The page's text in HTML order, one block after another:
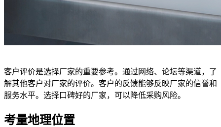
客户评价是选择厂家的重要参考。通过网络、论坛等渠道，了
解其他客户对厂家的评价。客户的反馈能够反映厂家的信誉和
服务水平。选择口碑好的厂家，可以降低采购风险。
考量地理位置